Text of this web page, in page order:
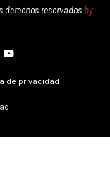
derechos reservados by
de privacidad